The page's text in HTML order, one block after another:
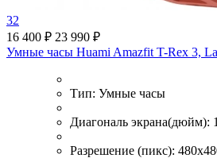
32
16 400 ₽ 23 990 ₽
Умные часы Huami Amazfit T-Rex 3,
Тип: Умные часы
Диагональ экрана(дюйм):
Разрешение (пикс):